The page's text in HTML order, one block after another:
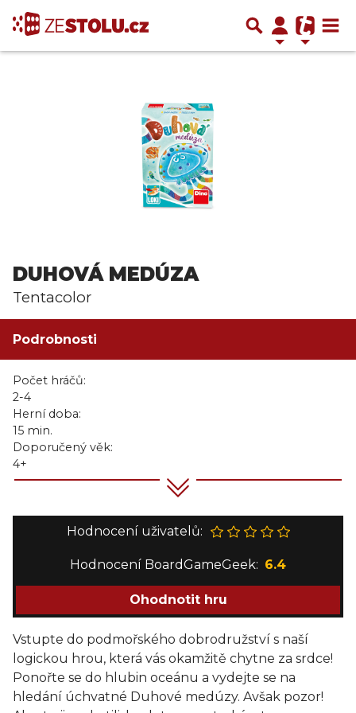
DUHOVÁ MEDÚZA
Tentacolor
Podrobnosti
Počet hráčů:
2-4
Herní doba:
15 min.
Doporučený věk:
4+
Hodnocení uživatelů:
Hodnocení BoardGameGeek: 6.4
Ohodnotit hru
Vstupte do podmořského dobrodružství s naší
logickou hrou, která vás okamžitě chytne za srdce!
Ponořte se do hlubin oceánu a vydejte se na
hledání úchvatné Duhové medúzy. Avšak pozor!